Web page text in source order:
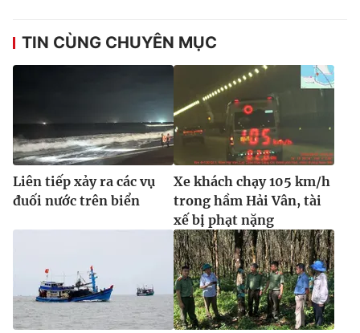
TIN CÙNG CHUYÊN MỤC
Liên tiếp xảy ra các vụ
đuối nước trên biển
Xe khách chạy 105 km/h
trong hầm Hải Vân, tài
xế bị phạt nặng